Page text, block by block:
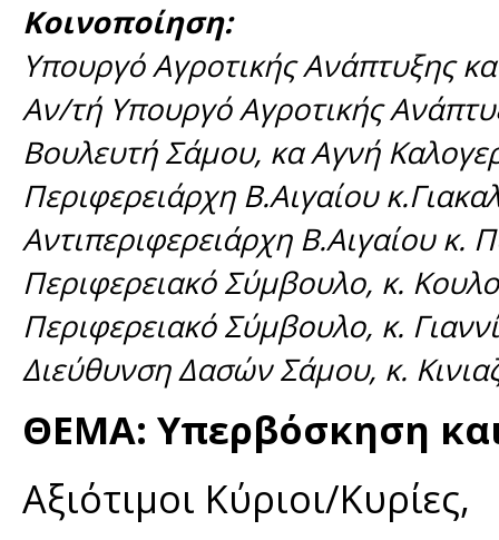
Κοινοποίηση:
Υπουργό Αγροτικής Ανάπτυξης
Αν/τή Υπουργό Αγροτικής
Βουλευτή Σάμου, κα Αγνή
Περιφερειάρχη Β.Αιγαίου
Αντιπεριφερειάρχη Β.Αιγαίου
Περιφερειακό Σύμβουλο, κ.
Περιφερειακό Σύμβουλο, κ.
Διεύθυνση Δασών Σάμου, κ.
ΘΕΜΑ: Υπερβόσκηση
Αξιότιμοι Κύριοι/Κυρίες,